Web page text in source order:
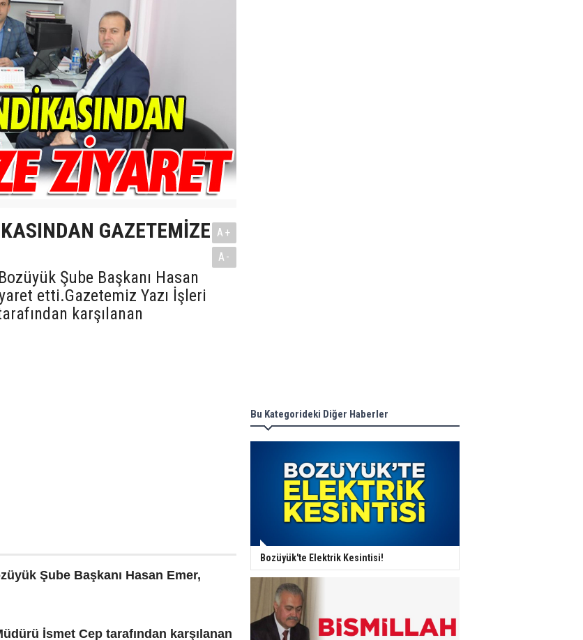
GAZETEMİZE
Şube Başkanı Hasan
etti.Gazetemiz Yazı İşleri
karşılanan
A+
A-
Şube Başkanı Hasan Emer,
İsmet Cep tarafından karşılanan
Bu Kategorideki Diğer Haberler
Bozüyük'te Elektrik Kesintisi!